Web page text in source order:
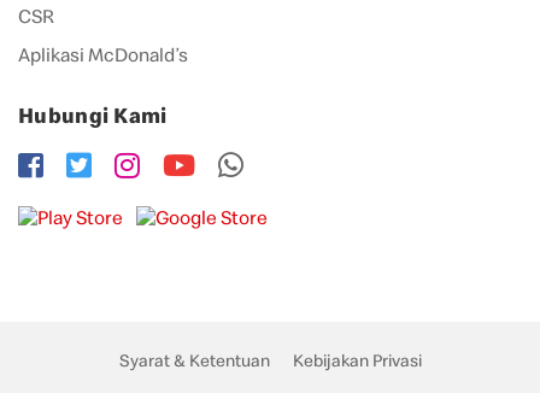
CSR
Aplikasi McDonald’s
Hubungi Kami
Syarat & Ketentuan Kebijakan Privasi